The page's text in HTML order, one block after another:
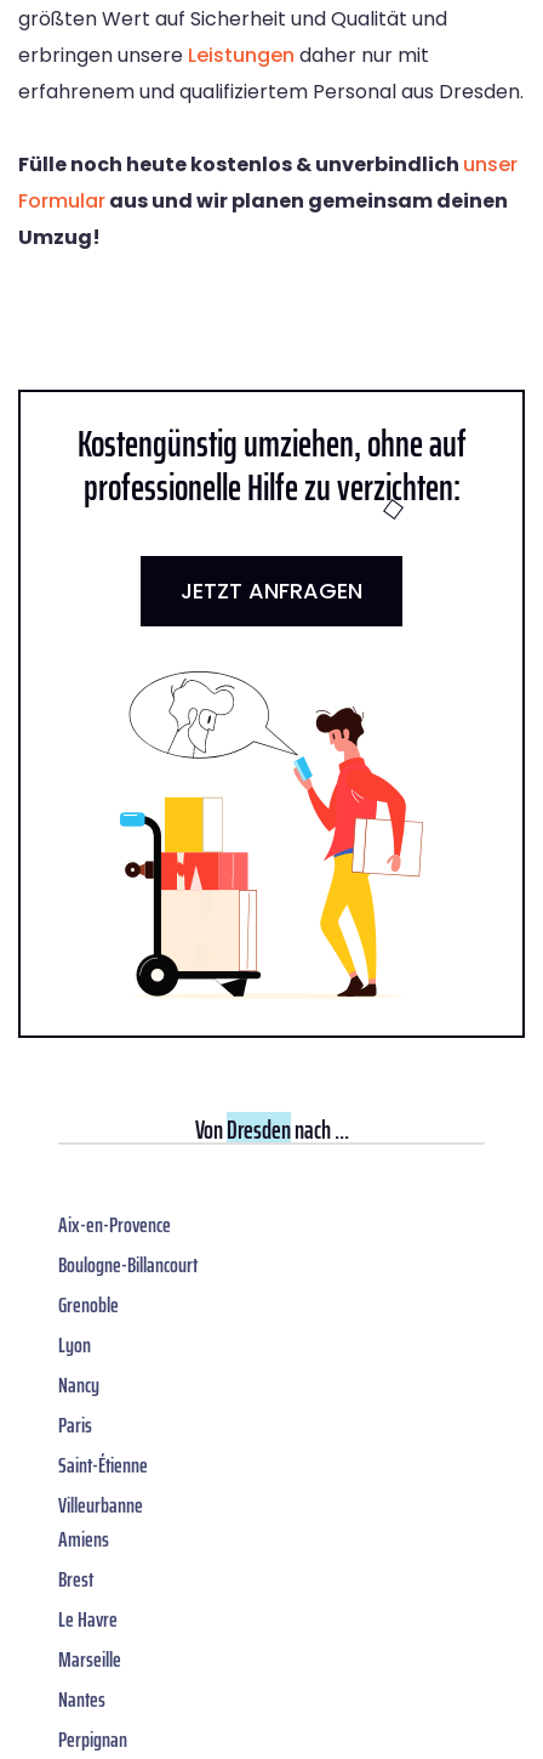
größten Wert auf Sicherheit und Qualität und
erbringen unsere Leistungen daher nur mit
erfahrenem und qualifiziertem Personal aus Dresden.
Fülle noch heute kostenlos & unverbindlich unser
Formularaus und wir planen gemeinsam deinen
Umzug!
Kostengünstig umziehen, ohne auf
professionelle Hilfe zu verzichten:
JETZT ANFRAGEN
VonDresdennach ...
Aix-en-Provence
Boulogne-Billancourt
Grenoble
Lyon
Nancy
Paris
Saint-Étienne
Villeurbanne
Amiens
Brest
Le Havre
Marseille
Nantes
Perpignan